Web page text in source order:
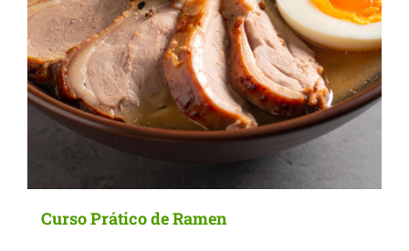
the
product
page
Curso Prático de Ramen